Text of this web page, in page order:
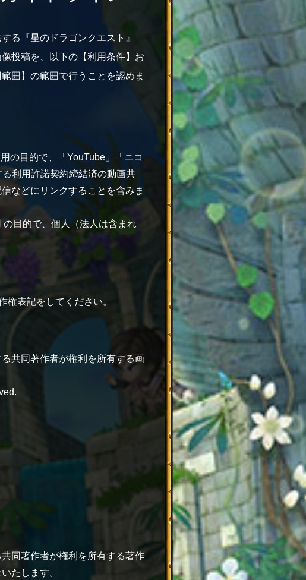
る『星のドラゴンクエスト』
投稿を、以下の【利用条件】お
囲】の範囲で行うことを認めま
の目的で、「YouTube」「ニコ
利用許諾契約締結済の動画共
などにリンクすることを含みま
目的で、個人（法人は含まれ
表記をしてください。
共同著作者が権利を所有する画
同著作者が権利を所有する著作
たします。